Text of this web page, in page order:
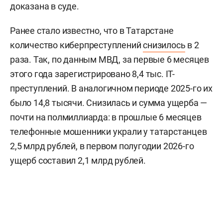
доказана в суде.
Ранее стало известно, что в Татарстане
количество киберпреступленийснизилось в 2
раза. Так, по данным МВД, за первые 6 месяцев
этого года зарегистрировано 8,4 тыс. IT-
преступлений. В аналогичном периоде 2025-го их
было 14,8 тысячи. Снизилась и сумма ущерба —
почти на полмиллиарда: в прошлые 6 месяцев
телефонные мошенники украли у татарстанцев
2,5 млрд рублей, в первом полугодии 2026-го
ущерб составил 2,1 млрд рублей.